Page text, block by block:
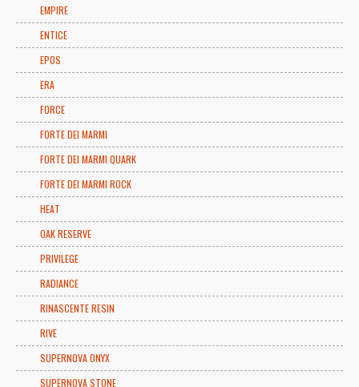
EMPIRE
ENTICE
EPOS
ERA
FORCE
FORTE DEI MARMI
FORTE DEI MARMI QUARK
FORTE DEI MARMI ROCK
HEAT
OAK RESERVE
PRIVILEGE
RADIANCE
RINASCENTE RESIN
RIVE
SUPERNOVA ONYX
SUPERNOVA STONE